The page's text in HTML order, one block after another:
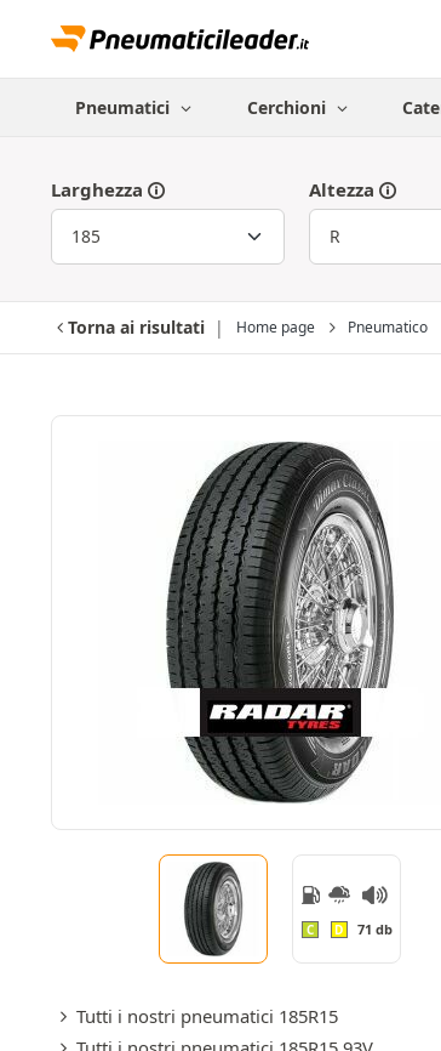
Pneumatici Cerchioni
Larghezza Altezza
Torna ai risultati Home page Pneumatico
C D 71 db
Tutti i nostri pneumatici 185R15